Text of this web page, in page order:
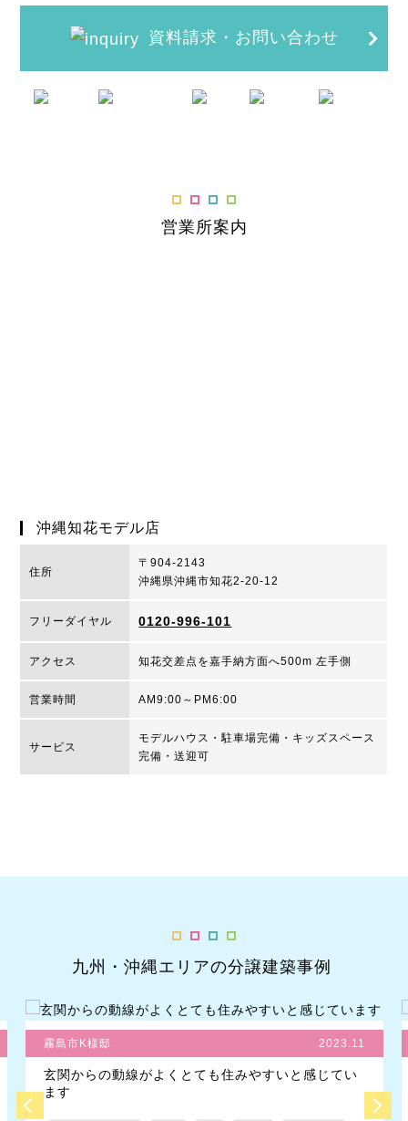
資料請求・お問い合わせ
営業所案内
沖縄知花モデル店
住所
〒904-2143
沖縄県沖縄市知花2-20-12
フリーダイヤル 0120-996-101
アクセス 知花交差点を嘉手納方面へ500m 左手側
営業時間 AM9:00～PM6:00
サービス
モデルハウス・駐車場完備・キッズスペース
完備・送迎可
九州・沖縄エリアの分譲建築事例
霧島市K様邸 2023.11
玄関からの動線がよくとても住みやすいと感じてい
ます